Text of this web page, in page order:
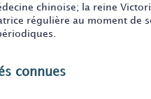
chinoise; la reine
régulière au moment de
connues